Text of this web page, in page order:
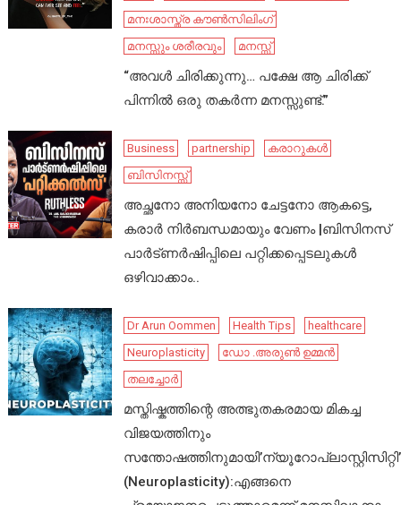
മനഃശാസ്ത്ര കൗൺസിലിംഗ്
മനസ്സും ശരീരവും
മനസ്സ്
“അവൾ ചിരിക്കുന്നു… പക്ഷേ ആ ചിരിക്ക്
പിന്നിൽ ഒരു തകർന്ന മനസ്സുണ്ട്.”
Business partnership
കരാറുകൾ
ബിസിനസ്സ്
അച്ഛനോ അനിയനോ ചേട്ടനോ ആകട്ടെ,
കരാർ നിർബന്ധമായും വേണം |ബിസിനസ്
പാർട്ണർഷിപ്പിലെ പറ്റിക്കപ്പെടലുകൾ
ഒഴിവാക്കാം..
Dr Arun Oommen Health Tips
healthcare
Neuroplasticity
ഡോ .അരുൺ ഉമ്മൻ
തലച്ചോർ
മസ്തിഷ്കത്തിന്റെ അത്ഭുതകരമായ മികച്ച
വിജയത്തിനും
സന്തോഷത്തിനുമായി’ന്യൂറോപ്ലാസ്റ്റിസിറ്റി’
(Neuroplasticity):എങ്ങനെ